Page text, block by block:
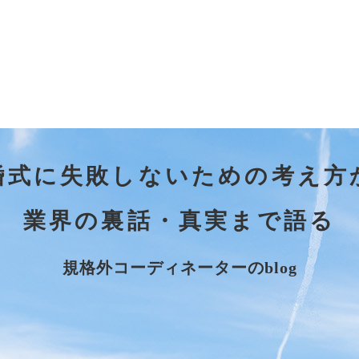
式に失敗しないための考え方
業界の裏話・真実まで語る
規格外コーディネーターのblog